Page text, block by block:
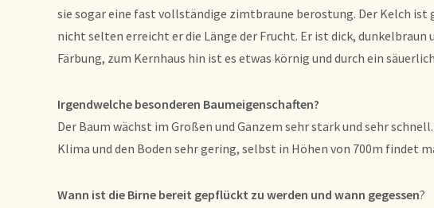
sie sogar eine fast vollständige zimtbraune berostung. Der Kelch
nicht selten erreicht er die Länge der Frucht. Er ist dick,
Färbung, zum Kernhaus hin ist es etwas körnig und durch ein
Irgendwelche besonderen Baumeigenschaften?
Der Baum wächst im Großen und Ganzem sehr stark und sehr
Klima und den Boden sehr gering, selbst in Höhen von 700m findet
Wann ist die Birne bereit gepflückt zu werden und wann gegessen?